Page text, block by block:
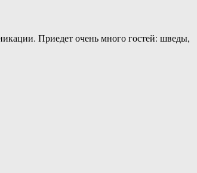
Приедет очень много гостей: шведы,